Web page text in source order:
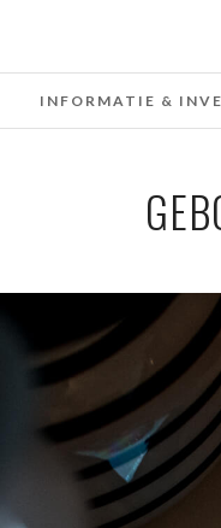
INFORMATIE &